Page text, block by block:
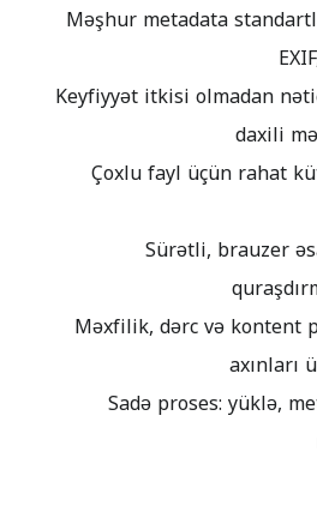
Məşhur metadata
Keyfiyyət itkisi olmadan
daxili
Çoxlu fayl üçün rahat
Sürətli, brauzer
Məxfilik, dərc və kontent
axınları
Sadə proses: yüklə,